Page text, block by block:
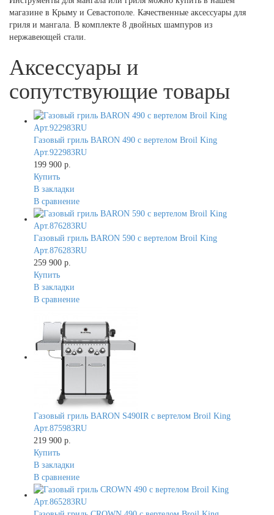
магазине в Крыму и Севастополе. Качественные аксессуары для
гриля и мангала. В комплекте 8 двойных шампуров из
нержавеющей стали.
Аксессуары и
сопутствующие товары
Газовый гриль BARON 490 с вертелом Broil King
Арт.922983RU
199 900 р.
Купить
В закладки
В сравнение
Газовый гриль BARON 590 с вертелом Broil King
Арт.876283RU
259 900 р.
Купить
В закладки
В сравнение
Газовый гриль BARON S490IR с вертелом Broil King
Арт.875983RU
219 900 р.
Купить
В закладки
В сравнение